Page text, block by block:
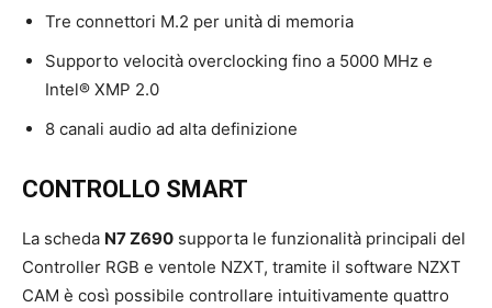
Tre connettori M.2 per unità di memoria
Supporto velocità overclocking fino a 5000 MHz e
Intel® XMP 2.0
8 canali audio ad alta definizione
CONTROLLO SMART
La scheda N7 Z690 supporta le funzionalità principali del
Controller RGB e ventole NZXT, tramite il software NZXT
CAM è così possibile controllare intuitivamente quattro